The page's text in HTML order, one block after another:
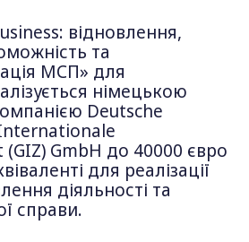
відновлення,
та
МСП» для
німецькою
Deutsche
GmbH до 40000 євро
для реалізації
діяльності та
справи.